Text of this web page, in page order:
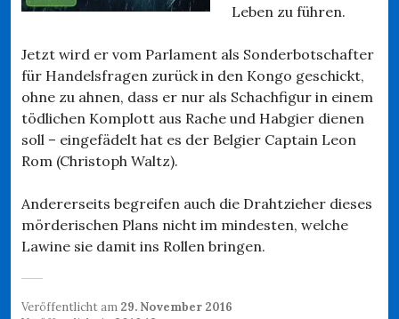
Leben zu führen.
Jetzt wird er vom Parlament als Sonderbotschafter
für Handelsfragen zurück in den Kongo geschickt,
ohne zu ahnen, dass er nur als Schachfigur in einem
tödlichen Komplott aus Rache und Habgier dienen
soll – eingefädelt hat es der Belgier Captain Leon
Rom (Christoph Waltz).
Andererseits begreifen auch die Drahtzieher dieses
mörderischen Plans nicht im mindesten, welche
Lawine sie damit ins Rollen bringen.
Veröffentlicht am 29. November 2016